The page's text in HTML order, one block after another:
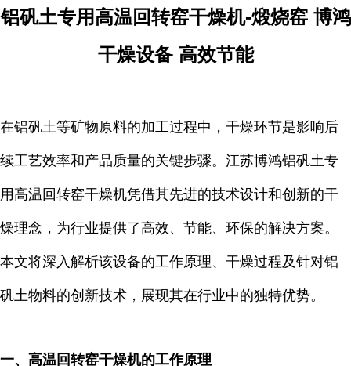
铝矾土专用高温回转窑干燥机-煅烧窑 博鸿
干燥设备 高效节能
在铝矾土等矿物原料的加工过程中，干燥环节是影响后
续工艺效率和产品质量的关键步骤。江苏博鸿铝矾土专
用高温回转窑干燥机凭借其先进的技术设计和创新的干
燥理念，为行业提供了高效、节能、环保的解决方案。
本文将深入解析该设备的工作原理、干燥过程及针对铝
矾土物料的创新技术，展现其在行业中的独特优势。
一、高温回转窑干燥机的工作原理